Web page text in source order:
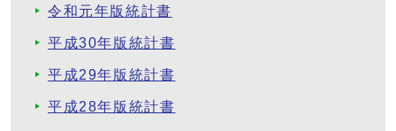
令和元年版統計書
平成30年版統計書
平成29年版統計書
平成28年版統計書